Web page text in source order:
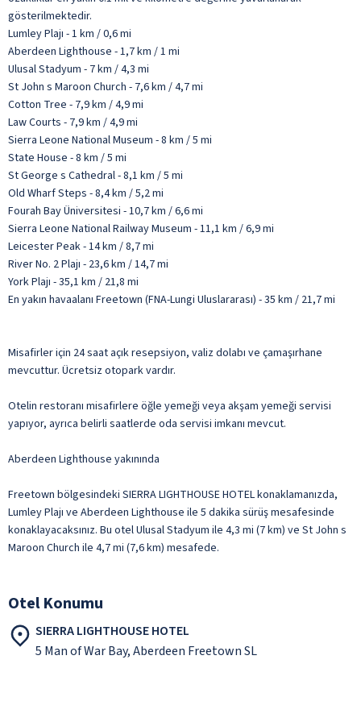
gösterilmektedir.
Lumley Plajı - 1 km / 0,6 mi
Aberdeen Lighthouse - 1,7 km / 1 mi
Ulusal Stadyum - 7 km / 4,3 mi
St John s Maroon Church - 7,6 km / 4,7 mi
Cotton Tree - 7,9 km / 4,9 mi
Law Courts - 7,9 km / 4,9 mi
Sierra Leone National Museum - 8 km / 5 mi
State House - 8 km / 5 mi
St George s Cathedral - 8,1 km / 5 mi
Old Wharf Steps - 8,4 km / 5,2 mi
Fourah Bay Üniversitesi - 10,7 km / 6,6 mi
Sierra Leone National Railway Museum - 11,1 km / 6,9 mi
Leicester Peak - 14 km / 8,7 mi
River No. 2 Plajı - 23,6 km / 14,7 mi
York Plajı - 35,1 km / 21,8 mi
En yakın havaalanı Freetown (FNA-Lungi Uluslararası) - 35 km / 21,7 mi
Misafirler için 24 saat açık resepsiyon, valiz dolabı ve çamaşırhane
mevcuttur. Ücretsiz otopark vardır.
Otelin restoranı misafirlere öğle yemeği veya akşam yemeği servisi
yapıyor, ayrıca belirli saatlerde oda servisi imkanı mevcut.
Aberdeen Lighthouse yakınında
Freetown bölgesindeki SIERRA LIGHTHOUSE HOTEL konaklamanızda,
Lumley Plajı ve Aberdeen Lighthouse ile 5 dakika sürüş mesafesinde
konaklayacaksınız. Bu otel Ulusal Stadyum ile 4,3 mi (7 km) ve St John s
Maroon Church ile 4,7 mi (7,6 km) mesafede.
Otel Konumu
SIERRA LIGHTHOUSE HOTEL
5 Man of War Bay, Aberdeen Freetown SL